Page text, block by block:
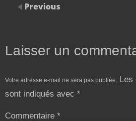
Previous
Laisser un
Votre adresse e-mail ne sera pas publiée. Les
sont indiqués avec *
Commentaire *